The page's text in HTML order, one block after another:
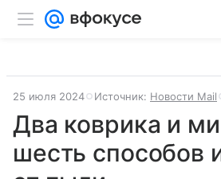
25 июля 2024 Источник: Новости Mail
Два коврика и
шесть способов